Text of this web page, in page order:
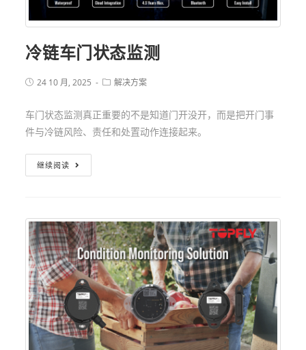
冷链车门状态监测
24 10 月, 2025 解决方案
车门状态监测真正重要的不是知道门开没开，而是把开门事
件与冷链风险、责任和处置动作连接起来。
继续阅读